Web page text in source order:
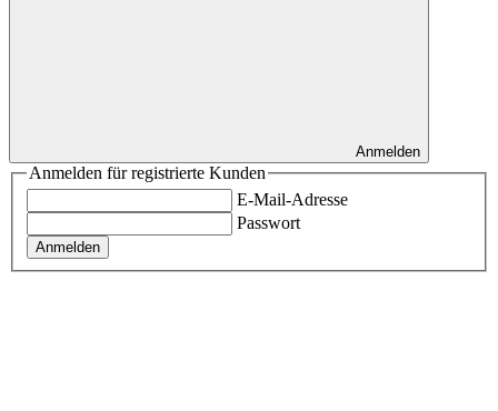
Anmelden
Anmelden für registrierte Kunden
E-Mail-Adresse
Passwort
Anmelden